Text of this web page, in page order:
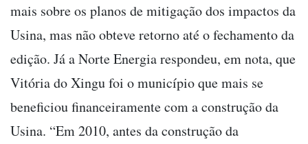
mais sobre os planos de mitigação dos impactos da
Usina, mas não obteve retorno até o fechamento da
edição. Já a Norte Energia respondeu, em nota, que
Vitória do Xingu foi o município que mais se
beneficiou financeiramente com a construção da
Usina. “Em 2010, antes da construção da